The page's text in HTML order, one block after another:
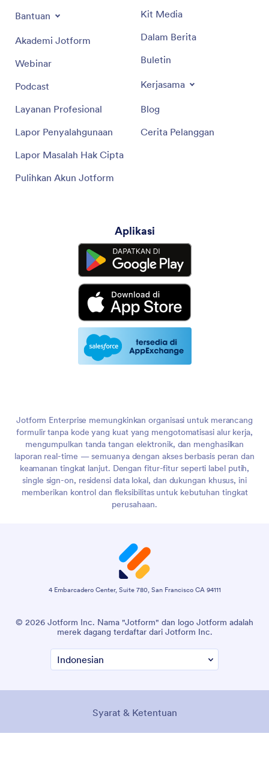
Bantuan
Akademi Jotform
Webinar
Podcast
Layanan Profesional
Lapor Penyalahgunaan
Lapor Masalah Hak Cipta
Pulihkan Akun Jotform
Kit Media
Dalam Berita
Buletin
Kerjasama
Blog
Cerita Pelanggan
Aplikasi
Jotform Enterprise memungkinkan organisasi untuk merancang
formulir tanpa kode yang kuat yang mengotomatisasi alur kerja,
mengumpulkan tanda tangan elektronik, dan menghasilkan
laporan real-time — semuanya dengan akses berbasis peran dan
keamanan tingkat lanjut. Dengan fitur-fitur seperti label putih,
single sign-on, residensi data lokal, dan dukungan khusus, ini
memberikan kontrol dan fleksibilitas untuk kebutuhan tingkat
perusahaan.
4 Embarcadero Center, Suite 780, San Francisco CA 94111
© 2026 Jotform Inc. Nama "Jotform" dan logo Jotform adalah
merek dagang terdaftar dari Jotform Inc.
Syarat & Ketentuan